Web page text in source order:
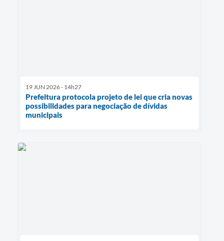
19 JUN 2026 - 14h27
Prefeitura protocola projeto de lei que cria novas
possibilidades para negociação de dívidas
municipais